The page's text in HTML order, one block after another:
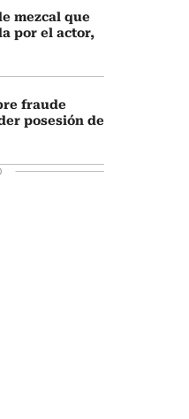
mezcal que
por el actor,
fraude
posesión de